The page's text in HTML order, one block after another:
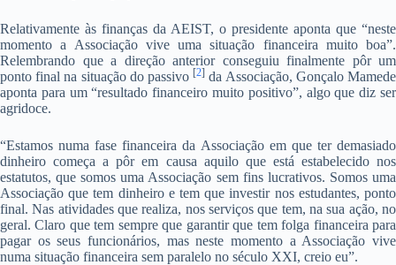
Relativamente às finanças da AEIST, o presidente aponta que “neste
momento a Associação vive uma situação financeira muito boa”.
Relembrando que a direção anterior conseguiu finalmente pôr um
ponto final na situação do passivo [2] da Associação, Gonçalo Mamede
aponta para um “resultado financeiro muito positivo”, algo que diz ser
agridoce.
“Estamos numa fase financeira da Associação em que ter demasiado
dinheiro começa a pôr em causa aquilo que está estabelecido nos
estatutos, que somos uma Associação sem fins lucrativos. Somos uma
Associação que tem dinheiro e tem que investir nos estudantes, ponto
final. Nas atividades que realiza, nos serviços que tem, na sua ação, no
geral. Claro que tem sempre que garantir que tem folga financeira para
pagar os seus funcionários, mas neste momento a Associação vive
numa situação financeira sem paralelo no século XXI, creio eu”.